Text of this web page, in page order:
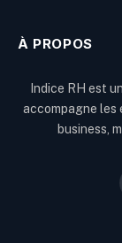
À PROPOS
Indice RH est
accompagne les
business,